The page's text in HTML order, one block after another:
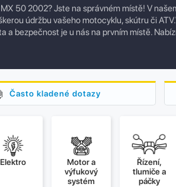
50 2002? Jste na správném místě! V
údržbu vašeho motocyklu, skútru či
a bezpečnost je u nás na prvním místě.
Často kladené dotazy
Elektro
Motor a
výfukový
systém
Řízení,
tlumiče a
páčky